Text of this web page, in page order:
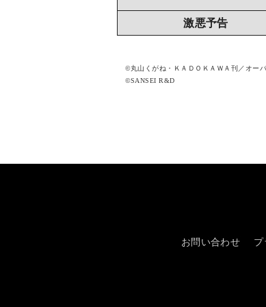
激悪予告
©丸山くがね・ＫＡＤＯＫＡＷＡ刊／オー
©SANSEI R&D
お問い合わせ プ